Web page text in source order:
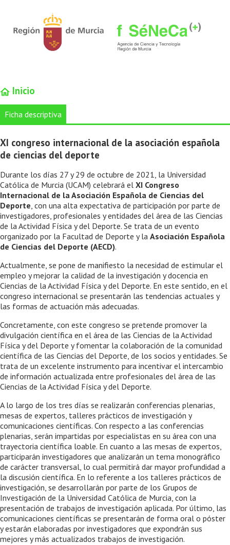
Inicio
Ficha descriptiva
XI congreso internacional de la asociación española
de ciencias del deporte
Durante los días 27 y 29 de octubre de 2021, la Universidad
Católica de Murcia (UCAM) celebrará el XI Congreso
Internacional de la Asociación Española de Ciencias del
Deporte, con una alta expectativa de participación por parte de
investigadores, profesionales y entidades del área de las Ciencias
de la Actividad Física y del Deporte. Se trata de un evento
organizado por la Facultad de Deporte y la Asociación Española
de Ciencias del Deporte (AECD).
Actualmente, se pone de manifiesto la necesidad de estimular el
empleo y mejorar la calidad de la investigación y docencia en
Ciencias de la Actividad Física y del Deporte. En este sentido, en el
congreso internacional se presentarán las tendencias actuales y
las formas de actuación más adecuadas.
Concretamente, con este congreso se pretende promover la
divulgación científica en el área de las Ciencias de la Actividad
Física y del Deporte y fomentar la colaboración de la comunidad
científica de las Ciencias del Deporte, de los socios y entidades. Se
trata de un excelente instrumento para incentivar el intercambio
de información actualizada entre profesionales del área de las
Ciencias de la Actividad Física y del Deporte.
A lo largo de los tres días se realizarán conferencias plenarias,
mesas de expertos, talleres prácticos de investigación y
comunicaciones científicas. Con respecto a las conferencias
plenarias, serán impartidas por especialistas en su área con una
trayectoria científica loable. En cuanto a las mesas de expertos,
participarán investigadores que analizarán un tema monográfico
de carácter transversal, lo cual permitirá dar mayor profundidad a
la discusión científica. En lo referente a los talleres prácticos de
investigación, se desarrollarán por parte de los Grupos de
Investigación de la Universidad Católica de Murcia, con la
presentación de trabajos de investigación aplicada. Por último, las
comunicaciones científicas se presentarán de forma oral o póster
y estarán elaboradas por investigadores que expondrán sus
mejores y más actualizados trabajos de investigación.